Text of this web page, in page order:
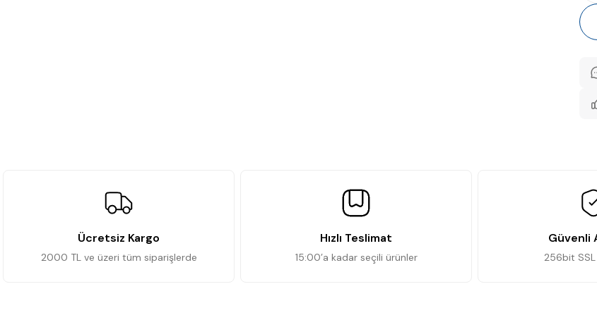
Ücretsiz Kargo
2000 TL ve üzeri tüm siparişlerde
Hızlı Teslimat
15:00’a kadar seçili ürünler
Güvenli
256bit SSL